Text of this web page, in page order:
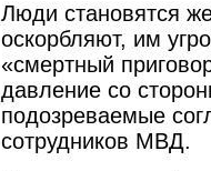
Люди становятся
оскорбляют, им
«смертный
давление со
подозреваемые
сотрудников МВД.